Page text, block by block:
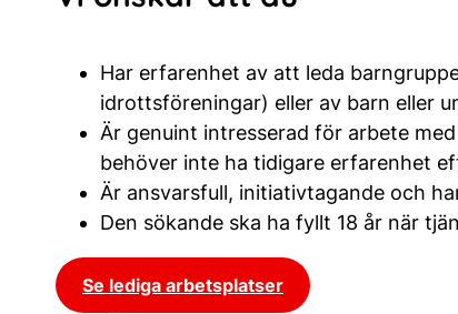
Har erfarenhet av att leda
idrottsföreningar) eller av barn eller
Är genuint intresserad för arbete
behöver inte ha tidigare erfarenhet
Är ansvarsfull, initiativtagande och
Den sökande ska ha fyllt 18 år när
Se lediga arbetsplatser